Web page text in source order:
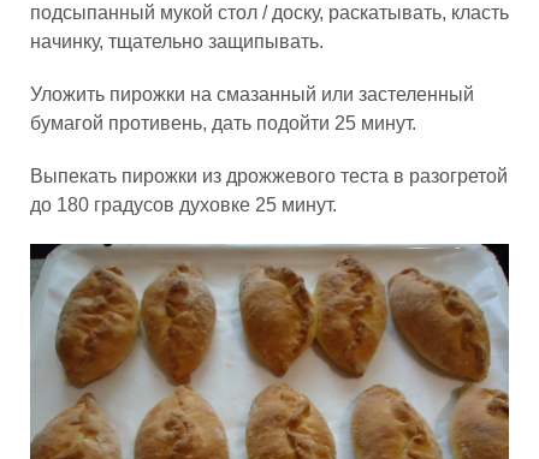
подсыпанный мукой стол / доску, раскатывать, класть
начинку, тщательно защипывать.
Уложить пирожки на смазанный или застеленный
бумагой противень, дать подойти 25 минут.
Выпекать пирожки из дрожжевого теста в разогретой
до 180 градусов духовке 25 минут.